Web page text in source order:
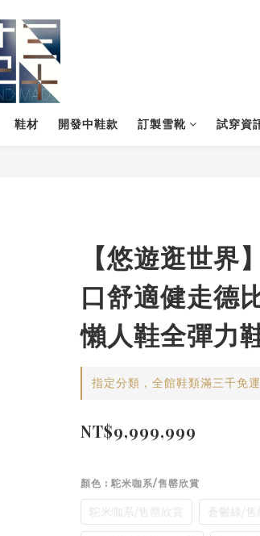
鞋材 開發中鞋款 訂製雪靴 試穿資
【悠遊逛世界
口舒適健走德
懶人鞋全彈力
指定分類，全館鞋類滿三千免運
NT$9,999,999
顏色 : 駝米咖系/售罄欣賞
駝米咖系/售罄欣賞 蒼鬱綠/售